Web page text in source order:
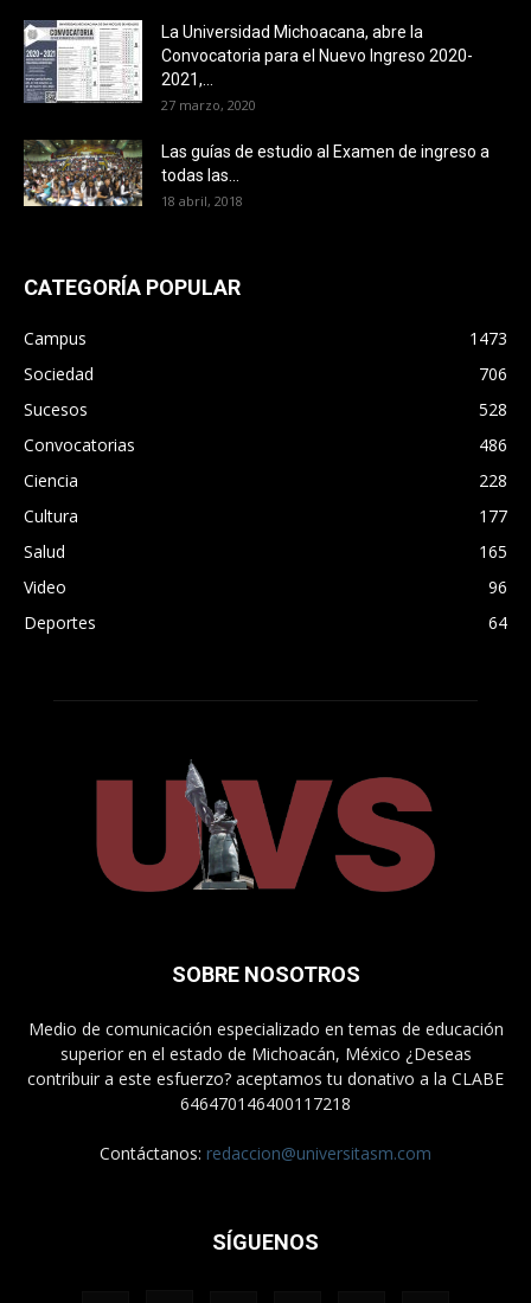
La Universidad Michoacana, abre la
Convocatoria para el Nuevo Ingreso 2020-
2021,...
27 marzo, 2020
Las guías de estudio al Examen de ingreso a
todas las...
18 abril, 2018
CATEGORÍA POPULAR
Campus
1473
Sociedad
706
Sucesos
528
Convocatorias
486
Ciencia
228
Cultura
177
Salud
165
Video
96
Deportes
64
SOBRE NOSOTROS
Medio de comunicación especializado en temas de educación
superior en el estado de Michoacán, México ¿Deseas
contribuir a este esfuerzo? aceptamos tu donativo a la CLABE
646470146400117218
Contáctanos: redaccion@universitasm.com
SÍGUENOS